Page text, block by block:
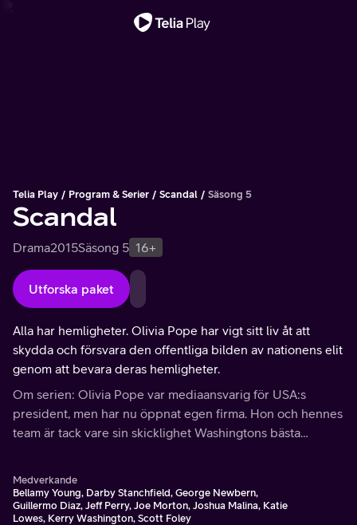
Telia Play Program & Serier Scandal Säsong 5
Scandal
Drama2015Säsong 5 16+
Utforska paket
Alla har hemligheter. Olivia Pope har vigt sitt liv åt att
skydda och försvara den offentliga bilden av nationens elit
genom att bevara deras hemligheter.
Om serien: Olivia Pope var mediaansvarig för USA:s
president, men har nu öppnat egen firma. Hon och hennes
team är tack vare sin skicklighet Washingtons bästa
Medverkande
Bellamy Young, Darby Stanchfield, George Newbern,
Guillermo Diaz, Jeff Perry, Joe Morton, Joshua Malina, Katie
Lowes, Kerry Washington, Scott Foley